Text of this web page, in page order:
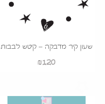
שעון קיר מדבקה – קיטש לבבות
₪120